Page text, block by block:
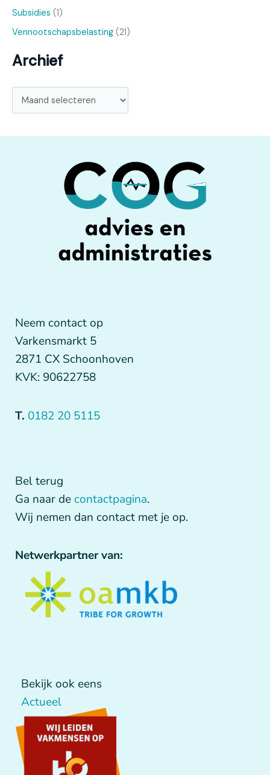
Subsidies (1)
Vennootschapsbelasting (21)
Archief
Neem contact op
Varkensmarkt 5
2871 CX Schoonhoven
KVK: 90622758
T. 0182 20 5115
Bel terug
Ga naar de contactpagina.
Wij nemen dan contact met je op.
Netwerkpartner van:
Bekijk ook eens
Actueel